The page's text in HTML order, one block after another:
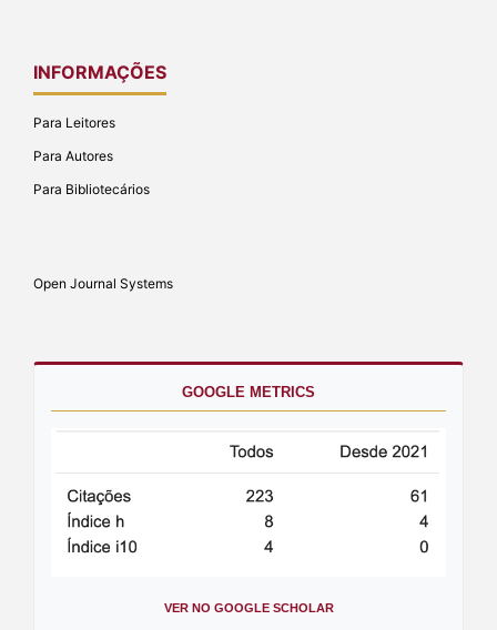
INFORMAÇÕES
Para Leitores
Para Autores
Para Bibliotecários
Open Journal Systems
GOOGLE METRICS
VER NO GOOGLE SCHOLAR